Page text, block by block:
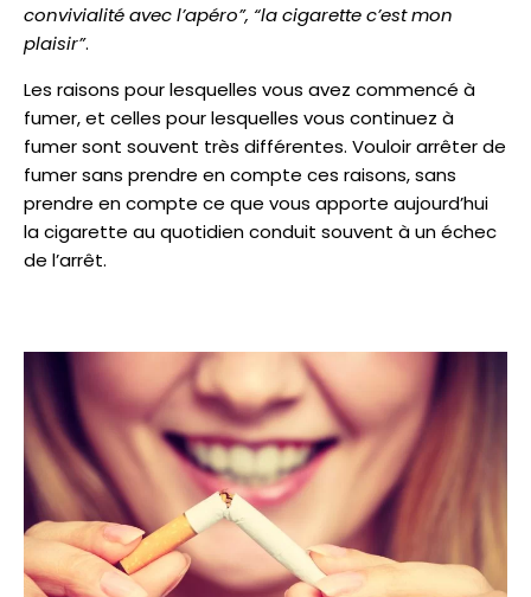
convivialité avec l’apéro”, “la cigarette c’est mon
plaisir”.
Les raisons pour lesquelles vous avez commencé à
fumer, et celles pour lesquelles vous continuez à
fumer sont souvent très différentes. Vouloir arrêter de
fumer sans prendre en compte ces raisons, sans
prendre en compte ce que vous apporte aujourd’hui
la cigarette au quotidien conduit souvent à un échec
de l’arrêt.